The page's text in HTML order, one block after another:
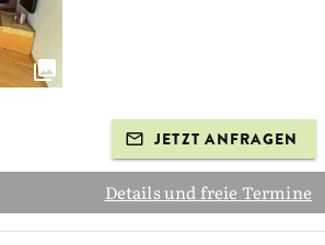
JETZT ANFRAGEN
Details und freie Termine